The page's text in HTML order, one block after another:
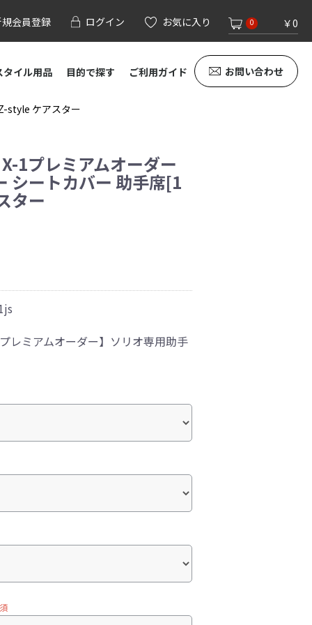
会員登録 ログイン お気に入り 0 ￥0
タイル用品 目的で探す ご利用ガイド お問い合わせ
style ケアスター
1プレミアムオーダー
シートカバー 助手席[1
ター
レミアムオーダー】ソリオ専用助手